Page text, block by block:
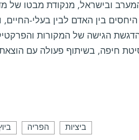
ובישראל, מנקודת מבטו של
היחסים בין האדם לבין בעלי-
הדגשת הגישה של המקורות
חיפה, בשיתוף פעולה עם הוצאת
הפריה ביציות